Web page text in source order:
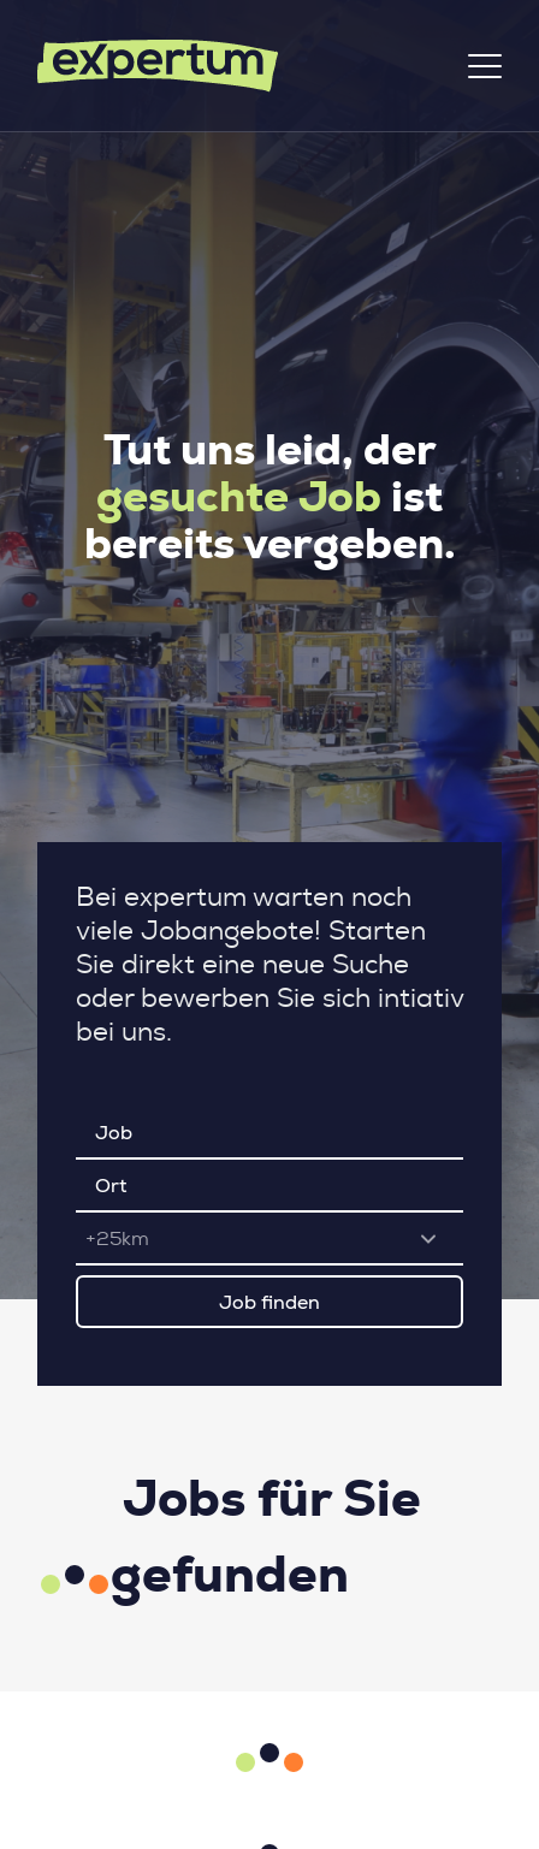
Tut uns leid, der
gesuchte Job ist
bereits vergeben.
Bei expertum warten noch
viele Jobangebote! Starten
Sie direkt eine neue Suche
oder bewerben Sie sich intiativ
bei uns.
+25km